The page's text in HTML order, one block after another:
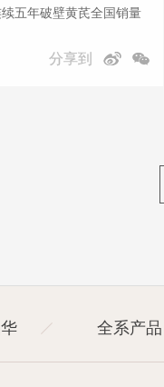
续五年破壁黄芪全国销量
分享到
全系产品